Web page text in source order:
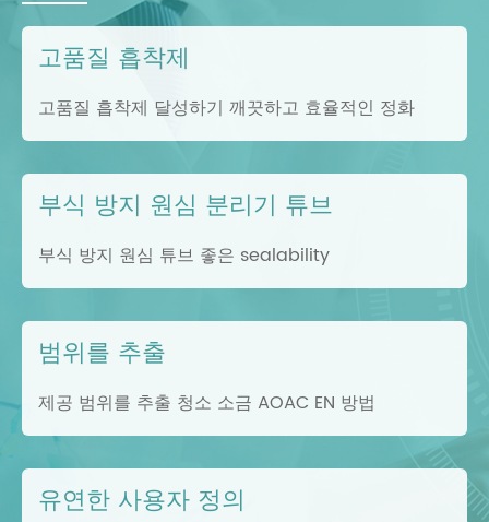
고품질 흡착제
고품질 흡착제 달성하기 깨끗하고 효율적인 정화
부식 방지 원심 분리기 튜브
부식 방지 원심 튜브 좋은 sealability
범위를 추출
제공 범위를 추출 청소 소금 AOAC EN 방법
유연한 사용자 정의